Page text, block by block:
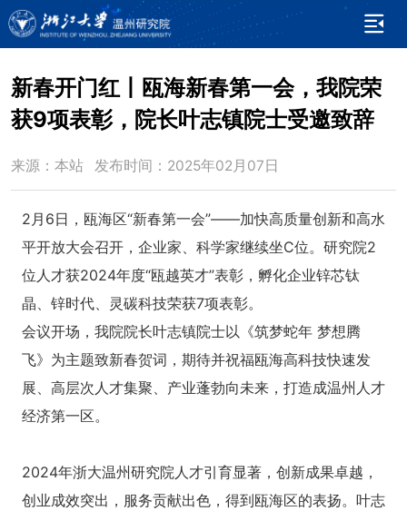
新春开门红丨瓯海新春第一会，我院荣
获9项表彰，院长叶志镇院士受邀致辞
来源：本站 发布时间：2025年02月07日
2月6日，瓯海区“新春第一会”——加快高质量创新和高水
平开放大会召开，企业家、科学家继续坐C位。研究院2
位人才获2024年度“瓯越英才”表彰，孵化企业锌芯钛
晶、锌时代、灵碳科技荣获7项表彰。
会议开场，我院院长叶志镇院士以《筑梦蛇年 梦想腾
飞》为主题致新春贺词，期待并祝福瓯海高科技快速发
展、高层次人才集聚、产业蓬勃向未来，打造成温州人才
经济第一区。
2024年浙大温州研究院人才引育显著，创新成果卓越，
创业成效突出，服务贡献出色，得到瓯海区的表扬。叶志